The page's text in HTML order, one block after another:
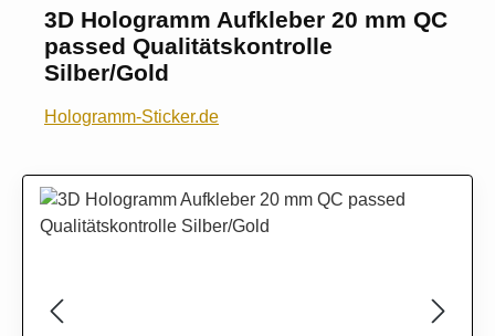
3D Hologramm Aufkleber 20 mm QC
passed Qualitätskontrolle
Silber/Gold
Hologramm-Sticker.de
Bildergalerie überspringen